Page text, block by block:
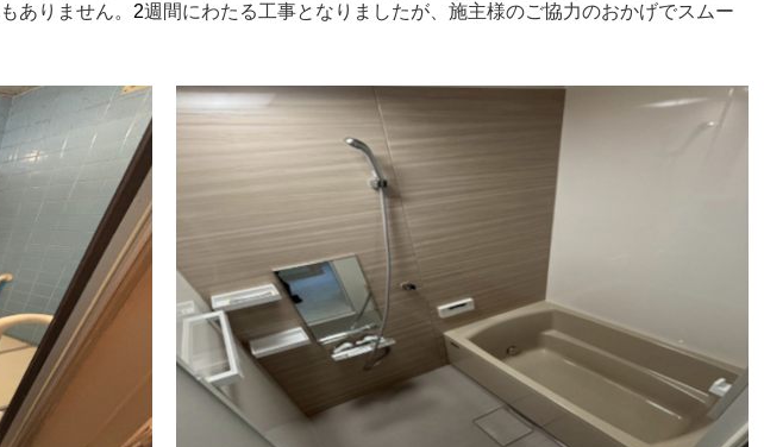
ありません。 2週間にわたる工事となりましたが、施主様のご協力のおかげでスムー